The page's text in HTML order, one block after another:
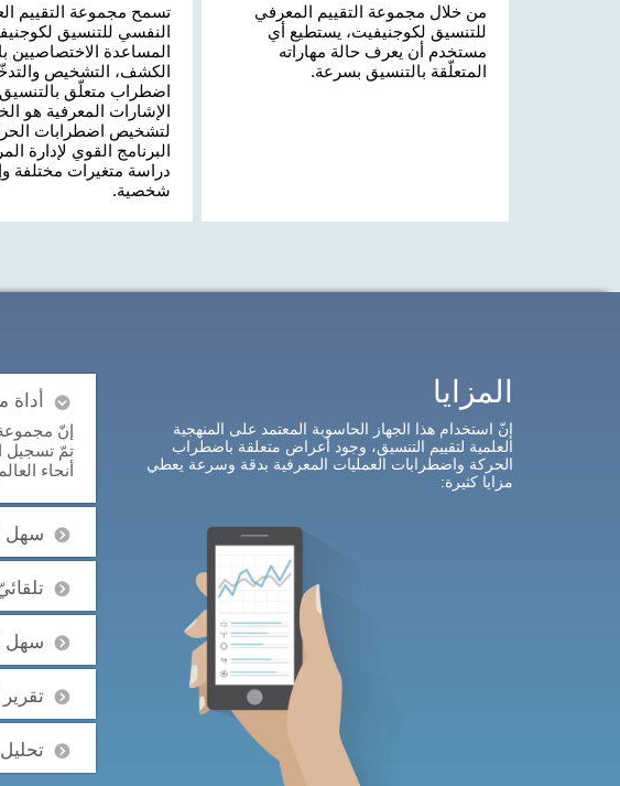
من خلال مجموعة التقييم المعرفي
للتنسيق لكوجنيفيت، يستطيع أي
مستخدم أن يعرف حالة مهاراته
المتعلّقة بالتنسيق بسرعة.
تسمح مجموعة التقييم
النفسي للتنسيق
المساعدة الاختصاصيين
الكشف، التشخيص
اضطراب متعلّق
الإشارات المعرفية هو
لتشخيص اضطرابات
البرنامج القوي لإدارة
دراسة متغيرات مختلفة
شخصية.
المزايا
إنّ استخدام هذا الجهاز الحاسوبة المعتمد على المنهجية
العلمية لتقييم التنسيق، وجود أعراض متعلقة باضطراب
الحركة واضطرابات العمليات المعرفية بدقة وسرعة يعطي
مزايا كثيرة:
أداة
تمّ تسجيل
أنحاء
سهل
سهل